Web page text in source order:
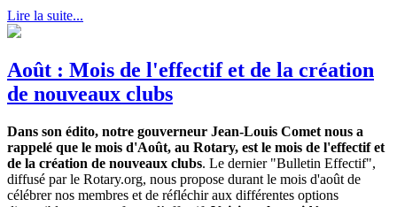
Lire la suite...
Août : Mois de l'effectif et de la création
de nouveaux clubs
Dans son édito, notre gouverneur Jean-Louis Comet nous a
rappelé que le mois d'Août, au Rotary, est le mois de l'effectif et
de la création de nouveaux clubs. Le dernier "Bulletin Effectif",
diffusé par le Rotary.org, nous propose durant le mois d'août de
célébrer nos membres et de réfléchir aux différentes options